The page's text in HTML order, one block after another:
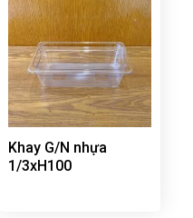
Khay G/N nhựa
1/3xH100